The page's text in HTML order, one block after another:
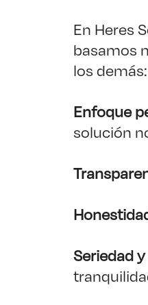
En Heres
basamos
los demás:
Enfoque
solución
Seriedad